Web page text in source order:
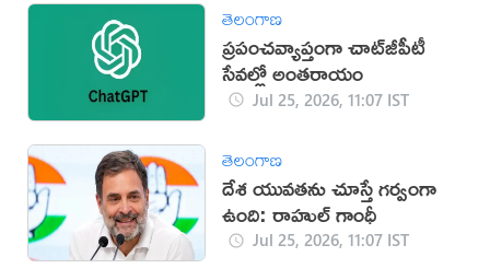
తెలంగాణ
ప్రపంచవ్యాప్తంగా చాట్‌జీపీటీ
సేవల్లో అంతరాయం
Jul 25, 2026, 11:07 IST
తెలంగాణ
దేశ యువతను చూస్తే గర్వంగా
ఉంది: రాహుల్ గాంధీ
Jul 25, 2026, 11:07 IST